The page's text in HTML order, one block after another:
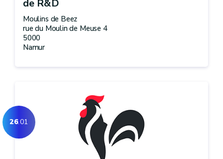
de R&D
Moulins de Beez
rue du Moulin de Meuse 4
5000
Namur
26.01